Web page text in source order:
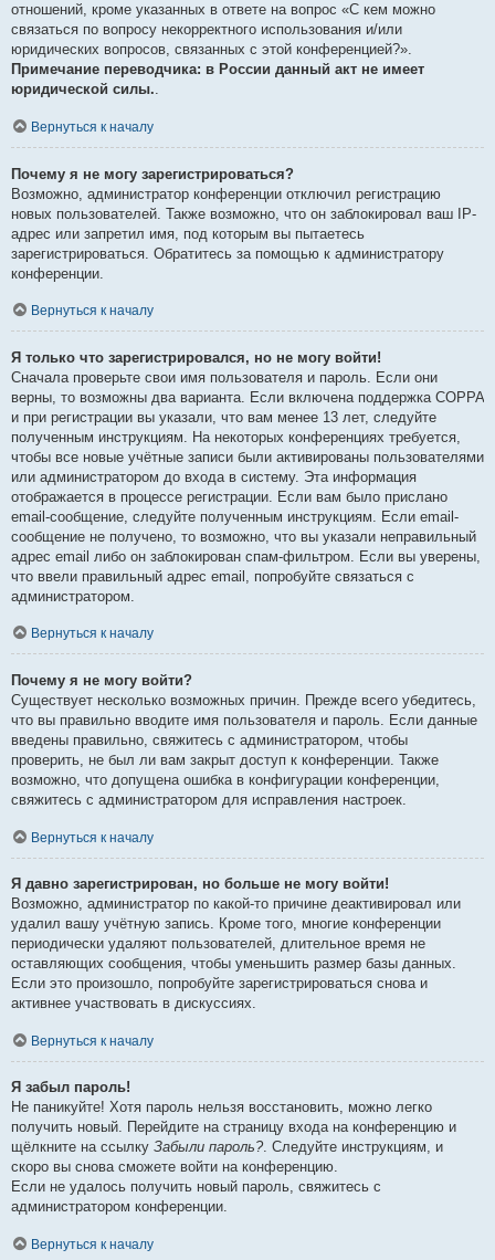
отношений, кроме указанных в ответе на вопрос «С кем можно
связаться по вопросу некорректного использования и/или
юридических вопросов, связанных с этой конференцией?».
Примечание переводчика: в России данный акт не имеет
юридической силы..
Вернуться к началу
Почему я не могу зарегистрироваться?
Возможно, администратор конференции отключил регистрацию
новых пользователей. Также возможно, что он заблокировал ваш IP-
адрес или запретил имя, под которым вы пытаетесь
зарегистрироваться. Обратитесь за помощью к администратору
конференции.
Вернуться к началу
Я только что зарегистрировался, но не могу войти!
Сначала проверьте свои имя пользователя и пароль. Если они
верны, то возможны два варианта. Если включена поддержка COPPA
и при регистрации вы указали, что вам менее 13 лет, следуйте
полученным инструкциям. На некоторых конференциях требуется,
чтобы все новые учётные записи были активированы пользователями
или администратором до входа в систему. Эта информация
отображается в процессе регистрации. Если вам было прислано
email-сообщение, следуйте полученным инструкциям. Если email-
сообщение не получено, то возможно, что вы указали неправильный
адрес email либо он заблокирован спам-фильтром. Если вы уверены,
что ввели правильный адрес email, попробуйте связаться с
администратором.
Вернуться к началу
Почему я не могу войти?
Существует несколько возможных причин. Прежде всего убедитесь,
что вы правильно вводите имя пользователя и пароль. Если данные
введены правильно, свяжитесь с администратором, чтобы
проверить, не был ли вам закрыт доступ к конференции. Также
возможно, что допущена ошибка в конфигурации конференции,
свяжитесь с администратором для исправления настроек.
Вернуться к началу
Я давно зарегистрирован, но больше не могу войти!
Возможно, администратор по какой-то причине деактивировал или
удалил вашу учётную запись. Кроме того, многие конференции
периодически удаляют пользователей, длительное время не
оставляющих сообщения, чтобы уменьшить размер базы данных.
Если это произошло, попробуйте зарегистрироваться снова и
активнее участвовать в дискуссиях.
Вернуться к началу
Я забыл пароль!
Не паникуйте! Хотя пароль нельзя восстановить, можно легко
получить новый. Перейдите на страницу входа на конференцию и
щёлкните на ссылку Забыли пароль?. Следуйте инструкциям, и
скоро вы снова сможете войти на конференцию.
Если не удалось получить новый пароль, свяжитесь с
администратором конференции.
Вернуться к началу